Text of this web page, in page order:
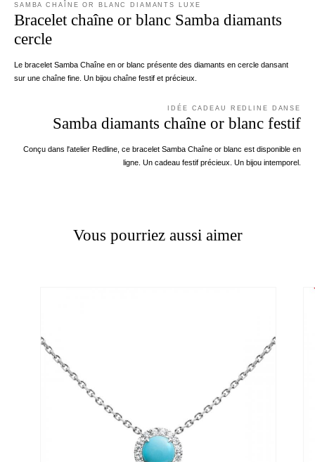
SAMBA CHAÎNE OR BLANC DIAMANTS LUXE
Bracelet chaîne or blanc Samba diamants
cercle
Le bracelet Samba Chaîne en or blanc présente des diamants en cercle dansant
sur une chaîne fine. Un bijou chaîne festif et précieux.
IDÉE CADEAU REDLINE DANSE
Samba diamants chaîne or blanc festif
Conçu dans l'atelier Redline, ce bracelet Samba Chaîne or blanc est disponible en
ligne. Un cadeau festif précieux. Un bijou intemporel.
Vous pourriez aussi aimer